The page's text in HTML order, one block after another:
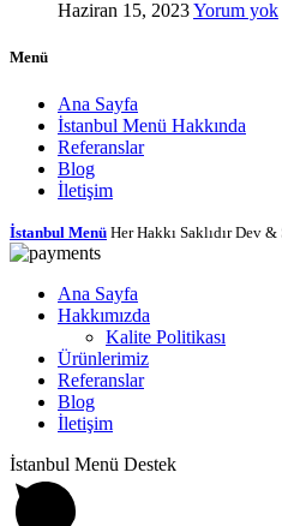
Haziran 15, 2023Yorum yok
Menü
Ana Sayfa
İstanbul Menü Hakkında
Referanslar
Blog
İletişim
İstanbul Menü Her Hakkı Saklıdır Dev
Ana Sayfa
Hakkımızda
Kalite Politikası
Ürünlerimiz
Referanslar
Blog
İletişim
İstanbul Menü Destek